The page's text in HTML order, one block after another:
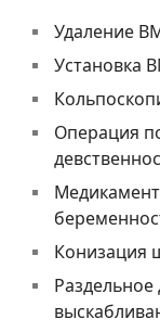
Удаление
Установка
Операция
Конизация
Раздельное